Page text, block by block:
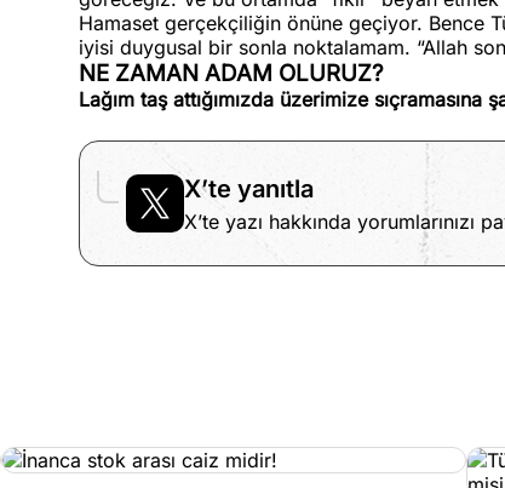
Hamaset gerçekçiliğin önüne geçiyor. Bence
iyisi duygusal bir sonla noktalamam. “Allah
NE ZAMAN ADAM OLURUZ?
Lağım taş attığımızda üzerimize sıçramasına
X’te yanıtla
X’te yazı hakkında yorumlarınızı